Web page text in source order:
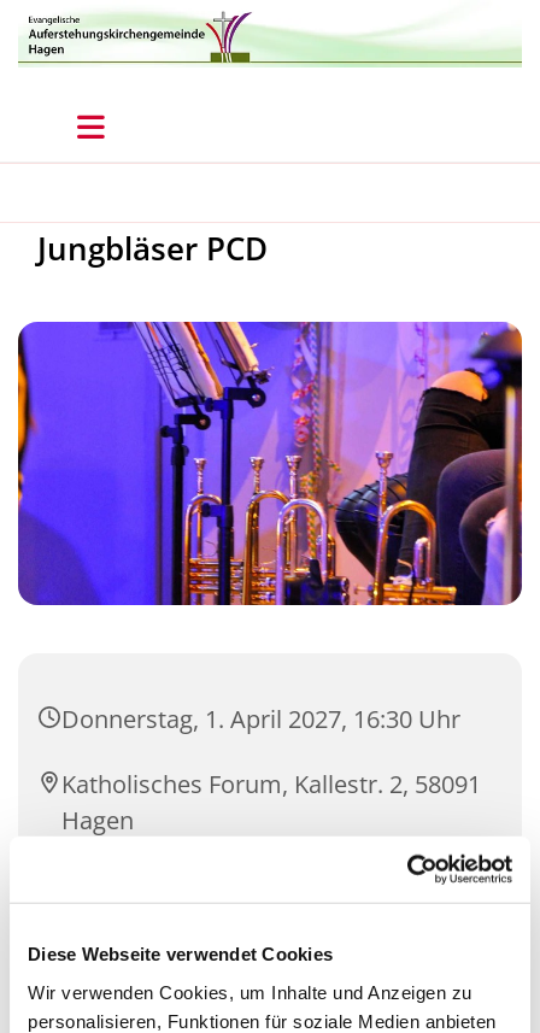
Diese Webseite verwendet Cookies
Wir verwenden Cookies, um Inhalte und Anzeigen zu
personalisieren, Funktionen für soziale Medien anbieten
Jungbläser PCD
Donnerstag, 1. April 2027, 16:30 Uhr
Katholisches Forum, Kallestr. 2, 58091
Hagen